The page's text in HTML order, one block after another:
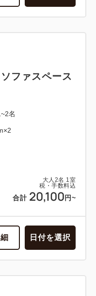
大人 2名 1室
税・手数料込
合計 20,100 円~
ファスペース
名
日付を選択